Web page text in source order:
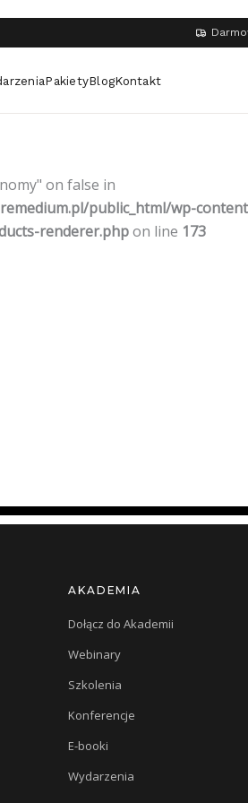
PakietyBlogKontakt
on false in
public_html/wp-
renderer.phpon line 173
AKADEMIA
Dołącz do Akademii
Webinary
Szkolenia
Konferencje
E-booki
Wydarzenia